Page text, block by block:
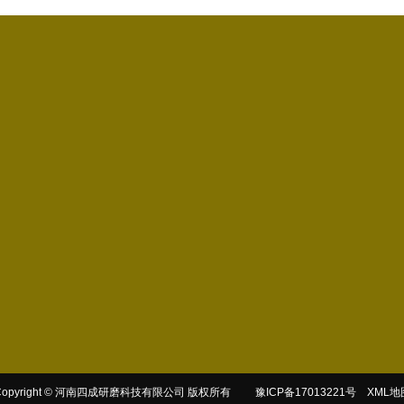
© 河南四成研磨科技有限公司 版权所有 豫ICP备17013221号 XML地